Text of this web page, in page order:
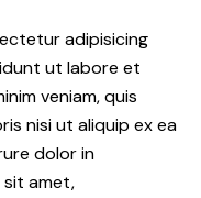
adipisicing
ut labore et
veniam, quis
nisi ut aliquip ex ea
dolor in
sit amet,